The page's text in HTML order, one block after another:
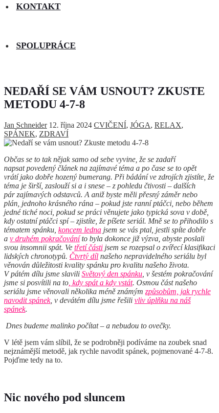
KONTAKT
SPOLUPRÁCE
NEDAŘÍ SE VÁM USNOUT? ZKUSTE
METODU 4-7-8
Jan Schneider 12. října 2024 CVIČENÍ, JÓGA, RELAX,
SPÁNEK, ZDRAVÍ
Občas se to tak nějak samo od sebe vyvine, že se zadaří
napsat povedený článek na zajímavé téma a po čase se to opět
vrátí jako dobře hozený bumerang. Při bádání ve zdrojích zjistíte, že
téma je širší, zaslouží si a i snese – z pohledu čtivosti – dalších
pár zajímavých odstavců. A aniž byste měli přesný záměr nebo
plán, jednoho krásného rána – pokud jste ranní ptáčci, nebo během
jedné tiché noci, pokud se práci věnujete jako typická sova v době,
kdy ostatní ptáčci spí – zjistíte, že píšete seriál. Mně se to přihodilo s
tématem spánku, koncem ledna jsem se vás ptal, jestli spíte dobře
a v druhém pokračováníto byla dokonce již výzva, abyste poslali
svou insomnii spát. Ve třetíčásti jsem se rozepsal o zvířecí klasifikaci
lidských chronotypů. Čtvrtý díl našeho nepravidelného seriálu byl
věnován důležitosti kvality spánku pro kvalitu našeho života.
V pátém dílu jsme slavili Světový den spánku v šestém pokračování
jsme si posvítili na to , kdy spát a kdy vstát. Osmou část našeho
seriálu jsme věnovali několika méně známým způsobům, jak rychle
navodit spánek, v devátém dílu jsme řešili vliv úplňku na náš
spánek.
Dnes budeme malinko počítat – a nebudou to ovečky.
V létě jsem vám slíbil, že se podrobněji podíváme na zoubek snad
nejznámější metodě, jak rychle navodit spánek, pojmenované 4-7-8.
Pojďme tedy na to.
Nic nového pod sluncem